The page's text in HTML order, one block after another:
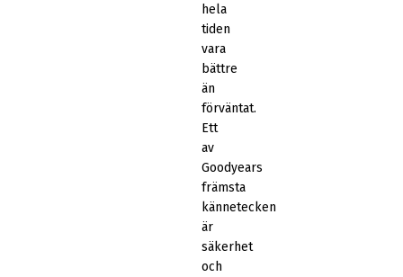
hela
tiden
vara
bättre
än
förväntat.
Ett
av
Goodyears
främsta
kännetecken
är
säkerhet
och